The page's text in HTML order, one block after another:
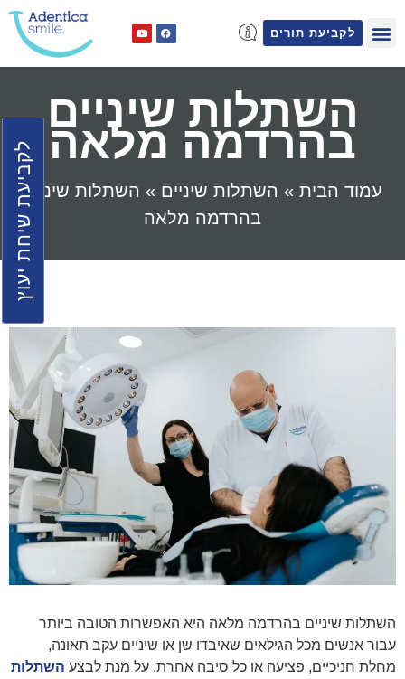
לקביעת תורים
השתלות שיניים
בהרדמה מלאה
עמוד הבית » השתלות שיניים » השתלות שיניים
בהרדמה מלאה
השתלות שיניים בהרדמה מלאה היא האפשרות הטובה ביותר
עבור אנשים מכל הגילאים שאיבדו שן או שיניים עקב תאונה,
מחלת חניכיים, פציעה או כל סיבה אחרת. על מנת לבצע השתלות
לקביעת שיחת יעוץ